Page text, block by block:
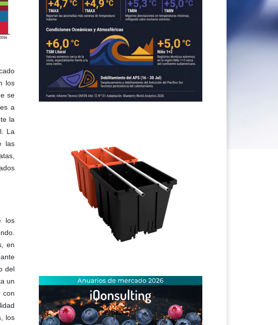
los
se
a
la
La
las
los
en
del
un
con
los